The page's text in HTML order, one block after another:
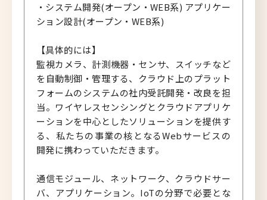
・システム開発(オープン・WEB系) アプリケー
ション設計(オープン・WEB系)
【具体的には】
監視カメラ、計測機器・センサ、スイッチなど
を自動制御・管理する、クラウド上のプラット
フォームのシステムの社内受託開発・改良を担
当。ワイヤレスセンシングとクラウドアプリケ
ーションを中心としたソリューションを提供す
る、私たちの事業の核となるWebサービスの
開発に携わっていただきます。
通信モジュール、ネットワーク、クラウドサー
バ、アプリケーション。IoTの分野で必要とな